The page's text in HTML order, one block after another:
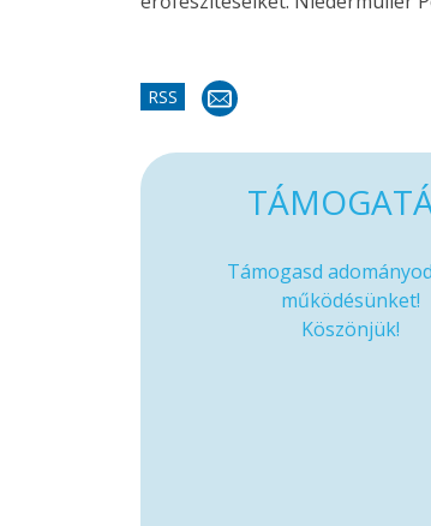
RSS
Támogasd
működésünket!
Köszönjük!